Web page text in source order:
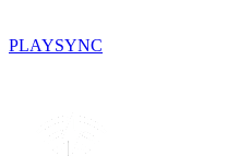
PLAYSYNC